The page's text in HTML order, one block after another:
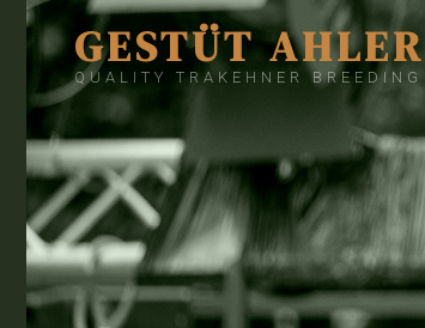
GESTÜT
QUALITY TRAKEHNER BREEDING